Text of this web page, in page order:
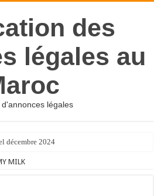
des
légales au
légales
décembre 2024
MILK